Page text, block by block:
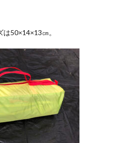
50×14×13㎝。